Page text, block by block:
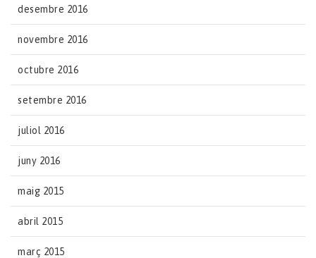
desembre 2016
novembre 2016
octubre 2016
setembre 2016
juliol 2016
juny 2016
maig 2015
abril 2015
març 2015